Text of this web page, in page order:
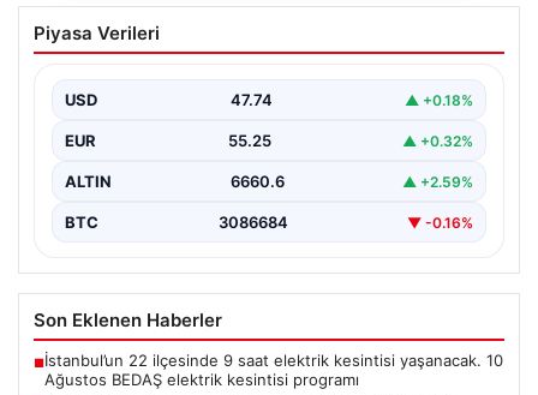
Mekke Ortak Savunma Anlaşması ve
Bölgesel Güvenlik Vizyonu
yapısını güçlendirmeyi hedefleyen yeni bir girişim
olarak dikkat…
Piyasa Verileri
USD 47.74 ▲ +0.18%
EUR 55.25 ▲ +0.32%
ALTIN 6660.6 ▲ +2.59%
BTC 3086684 ▼ -0.16%
Son Eklenen Haberler
■İstanbul’un 22 ilçesinde 9 saat elektrik kesintisi yaşanacak. 10
Ağustos BEDAŞ elektrik kesintisi programı